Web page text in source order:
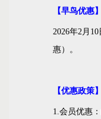
【早鸟优惠】
2026年2月
惠）。
【优惠政策】
1.会员优惠